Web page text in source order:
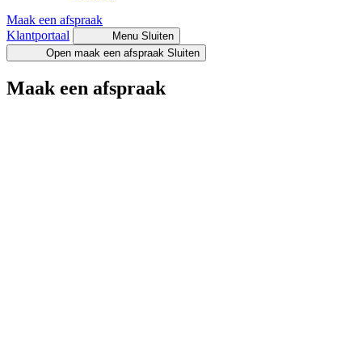
Maak een afspraak
Klantportaal
Menu Sluiten
Open maak een afspraak Sluiten
Maak een afspraak